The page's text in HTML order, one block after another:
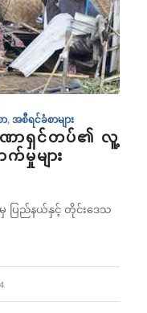
,အစီရင်ခံစာများ
ဏာရှင်တပ်၏ လူ့
မှုများ
ပြည်နယ်နှင့် တိုင်းဒေသ